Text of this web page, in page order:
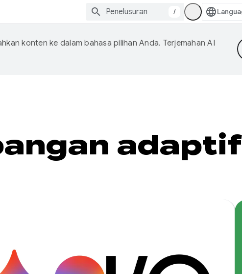
/
konten ke dalam bahasa pilihan Anda. Terjemahan AI
adaptif